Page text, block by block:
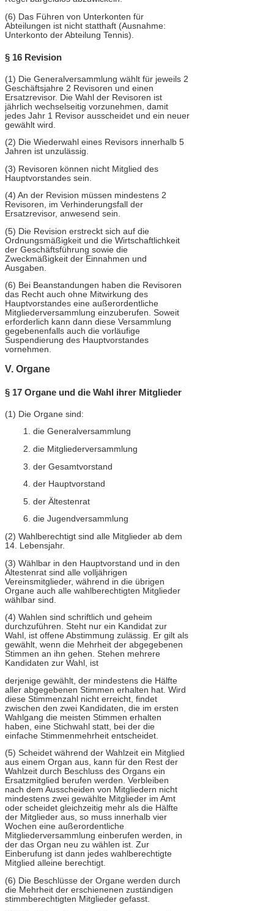
(6) Das Führen von Unterkonten für
Abteilungen ist nicht statthaft (Ausnahme:
Unterkonto der Abteilung Tennis).
§ 16 Revision
(1) Die Generalversammlung wählt für jeweils 2
Geschäftsjahre 2 Revisoren und einen
Ersatzrevisor. Die Wahl der Revisoren ist
jährlich wechselseitig vorzunehmen, damit
jedes Jahr 1 Revisor ausscheidet und ein neuer
gewählt wird.
(2) Die Wiederwahl eines Revisors innerhalb 5
Jahren ist unzulässig.
(3) Revisoren können nicht Mitglied des
Hauptvorstandes sein.
(4) An der Revision müssen mindestens 2
Revisoren, im Verhinderungsfall der
Ersatzrevisor, anwesend sein.
(5) Die Revision erstreckt sich auf die
Ordnungsmäßigkeit und die Wirtschaftlichkeit
der Geschäftsführung sowie die
Zweckmäßigkeit der Einnahmen und
Ausgaben.
(6) Bei Beanstandungen haben die Revisoren
das Recht auch ohne Mitwirkung des
Hauptvorstandes eine außerordentliche
Mitgliederversammlung einzuberufen. Soweit
erforderlich kann dann diese Versammlung
gegebenenfalls auch die vorläufige
Suspendierung des Hauptvorstandes
vornehmen.
V. Organe
§ 17 Organe und die Wahl ihrer Mitglieder
(1) Die Organe sind:
1. die Generalversammlung
2. die Mitgliederversammlung
3. der Gesamtvorstand
4. der Hauptvorstand
5. der Ältestenrat
6. die Jugendversammlung
(2) Wahlberechtigt sind alle Mitglieder ab dem
14. Lebensjahr.
(3) Wählbar in den Hauptvorstand und in den
Ältestenrat sind alle volljährigen
Vereinsmitglieder, während in die übrigen
Organe auch alle wahlberechtigten Mitglieder
wählbar sind.
(4) Wahlen sind schriftlich und geheim
durchzuführen. Steht nur ein Kandidat zur
Wahl, ist offene Abstimmung zulässig. Er gilt als
gewählt, wenn die Mehrheit der abgegebenen
Stimmen an ihn gehen. Stehen mehrere
Kandidaten zur Wahl, ist
derjenige gewählt, der mindestens die Hälfte
aller abgegebenen Stimmen erhalten hat. Wird
diese Stimmenzahl nicht erreicht, findet
zwischen den zwei Kandidaten, die im ersten
Wahlgang die meisten Stimmen erhalten
haben, eine Stichwahl statt, bei der die
einfache Stimmenmehrheit entscheidet.
(5) Scheidet während der Wahlzeit ein Mitglied
aus einem Organ aus, kann für den Rest der
Wahlzeit durch Beschluss des Organs ein
Ersatzmitglied berufen werden. Verbleiben
nach dem Ausscheiden von Mitgliedern nicht
mindestens zwei gewählte Mitglieder im Amt
oder scheidet gleichzeitig mehr als die Hälfte
der Mitglieder aus, so muss innerhalb vier
Wochen eine außerordentliche
Mitgliederversammlung einberufen werden, in
der das Organ neu zu wählen ist. Zur
Einberufung ist dann jedes wahlberechtigte
Mitglied alleine berechtigt.
(6) Die Beschlüsse der Organe werden durch
die Mehrheit der erschienenen zuständigen
stimmberechtigten Mitglieder gefasst.